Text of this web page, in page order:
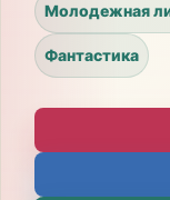
Молодежная
Фантастика